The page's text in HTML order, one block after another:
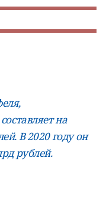
на
В 2020 году он
рублей.